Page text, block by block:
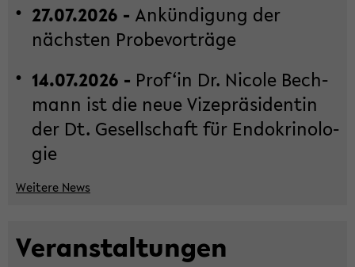
27.07.2026 - An­kün­di­gung der
nächs­ten Pro­be­vor­trä­ge
14.07.2026 - Prof‘in Dr. Ni­co­le Bech­
mann ist die neue Vi­ze­prä­si­den­tin
der Dt. Ge­sell­schaft für En­do­kri­no­lo­
gie
Wei­te­re News
Ver­an­stal­tun­gen